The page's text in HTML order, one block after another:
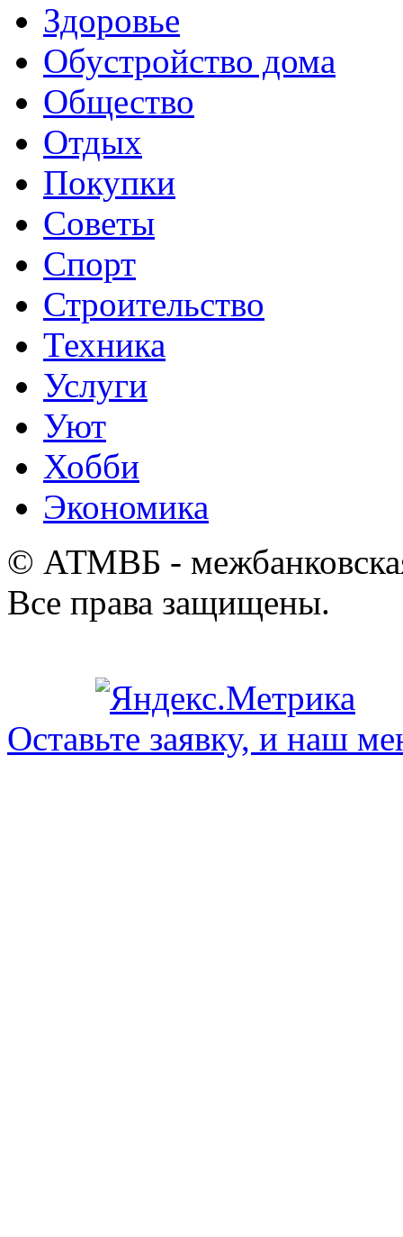
Здоровье
Обустройство дома
Общество
Отдых
Покупки
Советы
Спорт
Строительство
Техника
Услуги
Уют
Хобби
Экономика
© АТМВБ -
Все права защищены.
Оставьте заявку, и наш